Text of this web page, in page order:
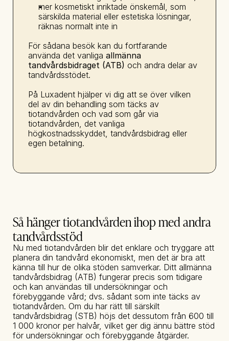
mer kosmetiskt inriktade önskemål, som
särskilda material eller estetiska lösningar,
räknas normalt inte in
För sådana besök kan du fortfarande
använda det vanliga allmänna
tandvårdsbidraget (ATB) och andra delar av
tandvårdsstödet.
På Luxadent hjälper vi dig att se över vilken
del av din behandling som täcks av
tiotandvården och vad som går via
tiotandvården, det vanliga
högkostnadsskyddet, tandvårdsbidrag eller
egen betalning.
Så hänger tiotandvården ihop med andra
tandvårdsstöd
Nu med tiotandvården blir det enklare och tryggare att
planera din tandvård ekonomiskt, men det är bra att
känna till hur de olika stöden samverkar. Ditt allmänna
tandvårdsbidrag (ATB) fungerar precis som tidigare
och kan användas till undersökningar och
förebyggande vård; dvs. sådant som inte täcks av
tiotandvården. Om du har rätt till särskilt
tandvårdsbidrag (STB) höjs det dessutom från 600 till
1 000 kronor per halvår, vilket ger dig ännu bättre stöd
för undersökningar och förebyggande åtgärder.